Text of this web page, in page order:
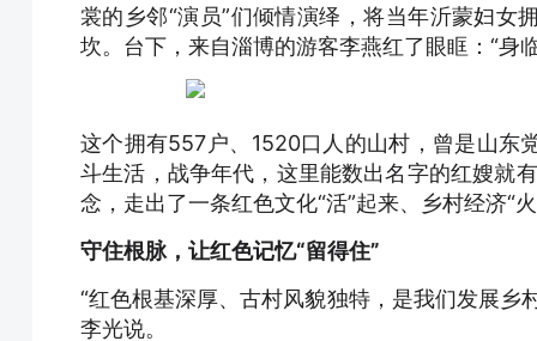
裳的乡邻“演员”们倾情演绎，将当年沂蒙妇
坎。台下，来自淄博的游客李燕红了眼眶：“身
这个拥有557户、1520口人的山村，曾是山东
斗生活，战争年代，这里能数出名字的红嫂就
念，走出了一条红色文化“活”起来、乡村经济“
守住根脉，让红色记忆“留得住”
“红色根基深厚、古村风貌独特，是我们发展乡
李光说。